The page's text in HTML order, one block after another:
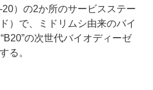
20）の2か所のサービスステー
）で、ミドリムシ由来のバイ
の次世代バイオディーゼ
る。